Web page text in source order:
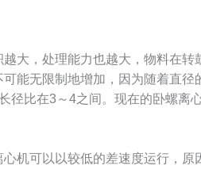
大，处理能力也越大，物料在
能无限制地增加，因为随着直
径比在3～4之间。现在的卧螺
机可以以较低的差速度运行，